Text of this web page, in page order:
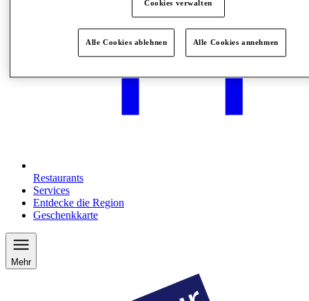
Restaurants
Services
Entdecke die Region
Geschenkkarte
Mehr
Cookies verwalten
Alle Cookies ablehnen Alle Cookies annehmen